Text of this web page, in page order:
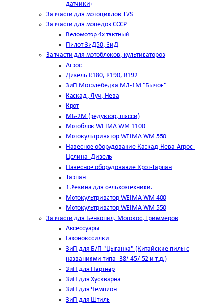
датчики)
Запчасти для мотоциклов TVS
Запчасти для мопедов СССР
Веломотор 4х тактный
Пилот ЗиД50, ЗиД
Запчасти для мотоблоков, культиваторов
Агрос
Дизель R180, R190, R192
ЗиП Мотолебедка МЛ-1М "Бычок"
Каскад, Луч, Нева
Крот
МБ-2М (редуктор, шасси)
Мотоблок WEIMA WM 1100
Мотокультриватор WEIMA WM 550
Навесное оборудование Каскад-Нева-Агрос-
Целина -Дизель
Навесное оборудование Крот-Тарпан
Тарпан
1.Резина для сельхозтехники.
Мотокультриватор WEIMA WM 400
Мотокультриватор WEIMA WM 550
Запчасти для Бензопил, Мотокос, Триммеров
Аксессуары
Газонокосилки
ЗиП для Б/П "Цыганка" (Китайские пилы с
названиями типа -38/-45/-52 и т.д.)
ЗиП для Партнер
ЗиП для Хускварна
ЗиП для Чемпион
ЗиП для Штиль